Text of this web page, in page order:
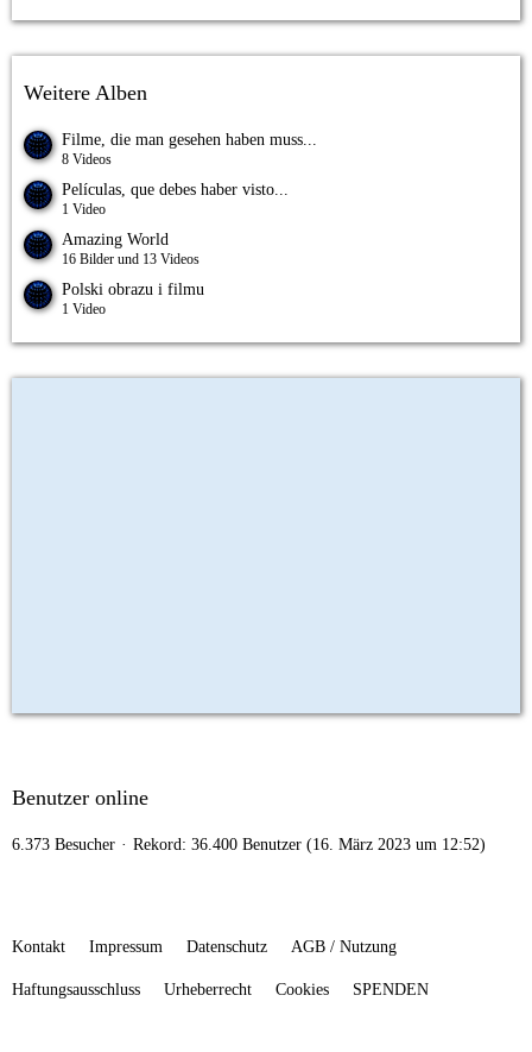
Weitere Alben
Filme, die man gesehen haben muss...
8 Videos
Películas, que debes haber visto...
1 Video
Amazing World
16 Bilder und 13 Videos
Polski obrazu i filmu
1 Video
Benutzer online
6.373 Besucher Rekord: 36.400 Benutzer (16. März 2023 um 12:52)
Kontakt Impressum Datenschutz AGB / Nutzung
Haftungsausschluss Urheberrecht Cookies SPENDEN